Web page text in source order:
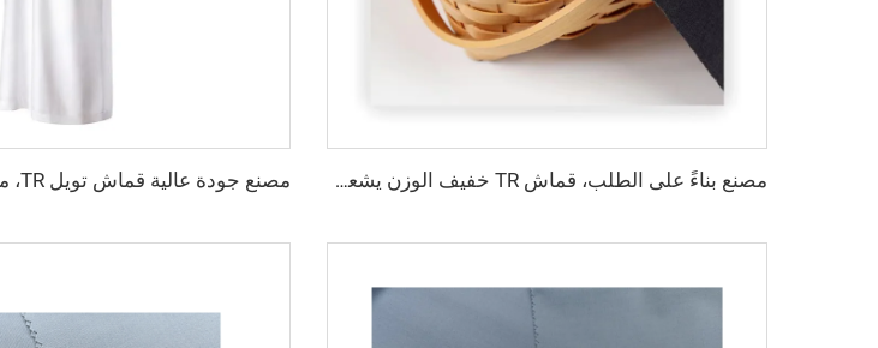
مصنع بناءً على الطلب، قماش TR خفيف الوزن يشعر بالراحة في الشرق الأوسط بألوان مختلفة، قماش تويل ملون القمصان والروب